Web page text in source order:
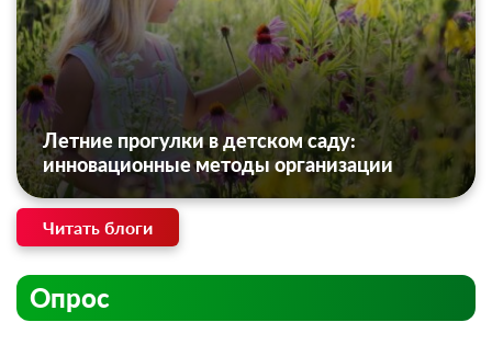
Летние прогулки в детском саду:
инновационные методы организации
Читать блоги
Опрос